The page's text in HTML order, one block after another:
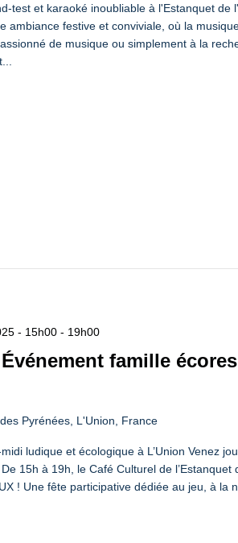
test et karaoké inoubliable à l'Estanquet de
ambiance festive et conviviale, où la
de musique ou simplement à la
famille
- 15h00 - 19h00
Pyrénées, L'Union, France
ludique et écologique à L’Union Venez
15h à 19h, le Café Culturel de l’Estanquet
! Une fête participative dédiée au jeu, à la